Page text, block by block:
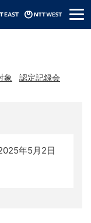
メ
ニ
象 認定記録会
年5月2日